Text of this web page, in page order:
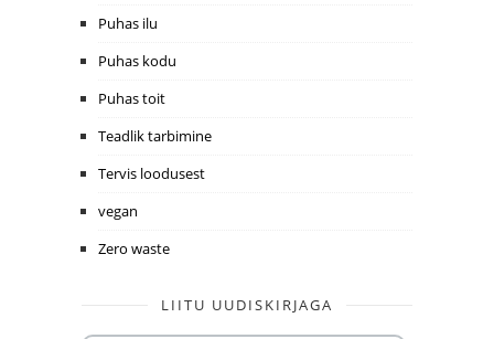
Puhas ilu
Puhas kodu
Puhas toit
Teadlik tarbimine
Tervis loodusest
vegan
Zero waste
LIITU UUDISKIRJAGA